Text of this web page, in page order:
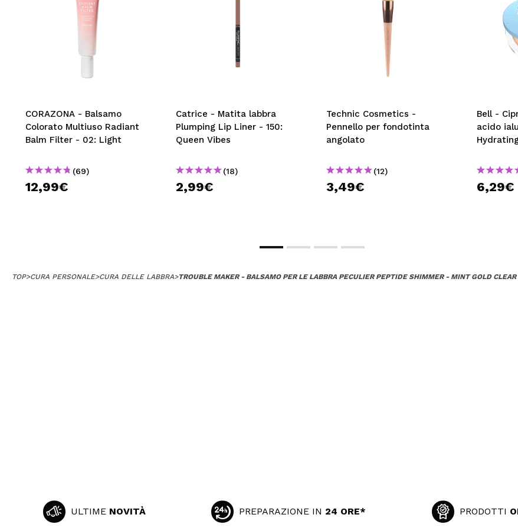
CORAZONA - Balsamo
Colorato Multiuso Radiant
Balm Filter - 02: Light
(69)
12,99€
Catrice - Matita labbra
Plumping Lip Liner - 150:
Queen Vibes
(18)
2,99€
Technic Cosmetics -
Pennello per fondotinta
angolato
(12)
3,49€
Bell -
acido
6,29€
TOP>CURA PERSONALE>CURA DELLE LABBRA>TROUBLE MAKER - BALSAMO PER LE LABBRA PECULIER PEPTIDE SHIMMER - MINT GOLD CLEAR
ULTIME NOVITÀ PREPARAZIONE IN 24 ORE* PRODOTTI